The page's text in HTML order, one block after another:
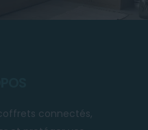
connectés,